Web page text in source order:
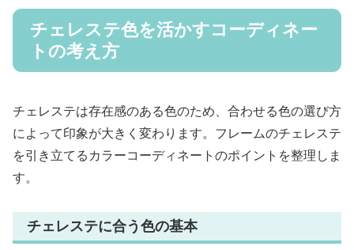
チェレステ色を活かすコーディネー
トの考え方
チェレステは存在感のある色のため、合わせる色の選び方
によって印象が大きく変わります。フレームのチェレステ
を引き立てるカラーコーディネートのポイントを整理しま
す。
チェレステに合う色の基本